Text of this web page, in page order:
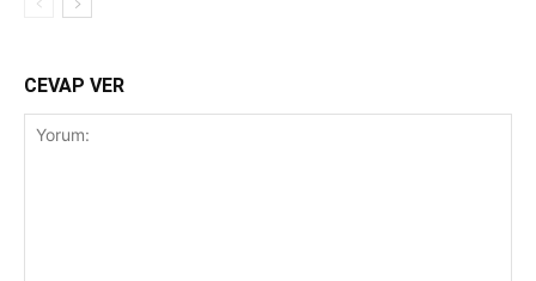
CEVAP VER